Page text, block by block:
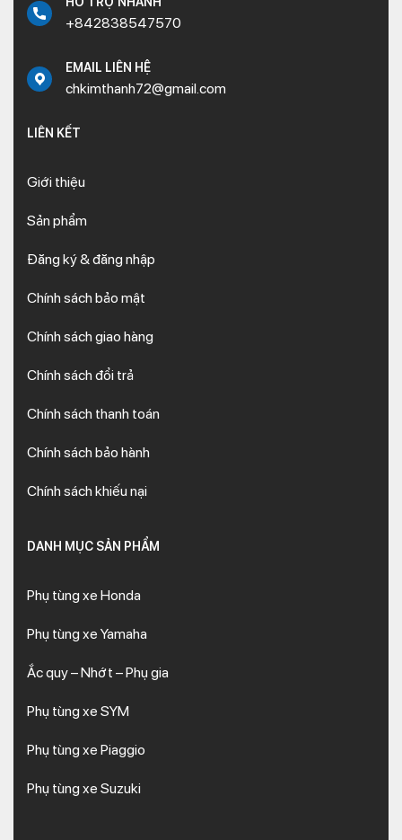
+842838547570
EMAIL LIÊN HỆ
chkimthanh72@gmail.com
LIÊN KẾT
Giới thiệu
Sản phẩm
Đăng ký & đăng nhập
Chính sách bảo mật
Chính sách giao hàng
Chính sách đổi trả
Chính sách thanh toán
Chính sách bảo hành
Chính sách khiếu nại
DANH MỤC SẢN PHẨM
Phụ tùng xe Honda
Phụ tùng xe Yamaha
Ắc quy – Nhớt – Phụ gia
Phụ tùng xe SYM
Phụ tùng xe Piaggio
Phụ tùng xe Suzuki